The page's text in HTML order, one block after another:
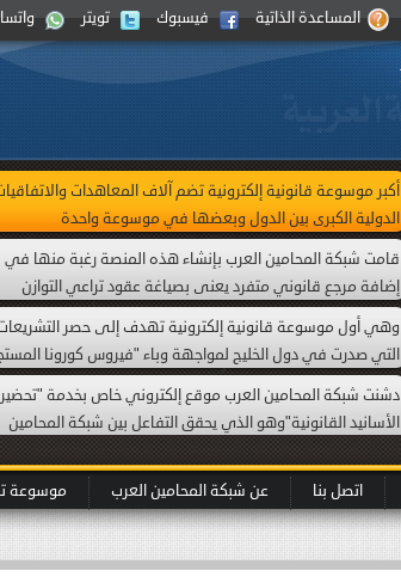
المساعدة الذاتية فيسبوك تويتر
أكبر موسوعة قانونية إلكترونية تضم آلاف المعاهدات
الدولية الكبرى بين الدول وبعضها في موسوعة واحدة
قامت شبكة المحامين العرب بإنشاء هذه المنصة رغبة منها في
إضافة مرجع قانوني متفرد يعنى بصياغة عقود تراعي التوازن
العقدي بين الأطراف واضعة نصب عينيها ما يجب أن تكون عليه
هذه الصيغة نظامًا ولغة وعدالة.
وهي أول موسوعة قانونية إلكترونية تهدف إلى حصر
التي صدرت في دول الخليج لمواجهة وباء "فيروس كورونا
(كظرف طارئ) داهمَ العالم، أُطلقت في بداية العام 2020 مع بدء
انتشار الجائحة. وتتضمن أيضا ما أمكن حصره من الأحكام القضائية
التي صدرت بموجب دعاوى قضائية ذات علاقة بفيروس كورونا .
دشنت شبكة المحامين العرب موقع إلكتروني خاص بخدمة "تحضير
الأسانيد القانونية"وهو الذي يحقق التفاعل بين شبكة المحامين
المعلومة القانونية.
It is the first Emirati electronic legal encyclopedia that was
on the Internet. This encyclopedia includes all that
was translated by the Official Gazette in the United Arab
Emirates
اتصل بنا عن شبكة المحامين العرب موسوعة